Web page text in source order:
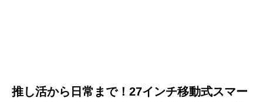
推し活から日常まで！27インチ移動式スマー